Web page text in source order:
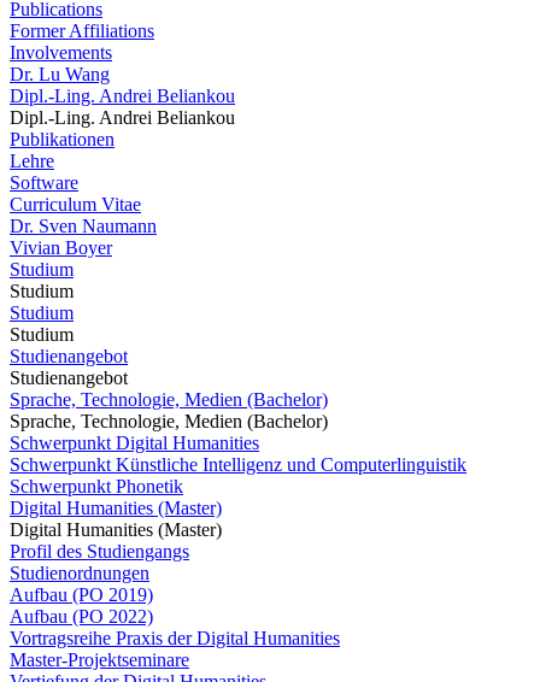
Publications
Former Affiliations
Involvements
Dr. Lu Wang
Dipl.-Ling. Andrei Beliankou
Dipl.-Ling. Andrei Beliankou
Publikationen
Lehre
Software
Curriculum Vitae
Dr. Sven Naumann
Vivian Boyer
Studium
Studium
Studium
Studium
Studienangebot
Studienangebot
Sprache, Technologie, Medien (Bachelor)
Sprache, Technologie, Medien (Bachelor)
Schwerpunkt Digital Humanities
Schwerpunkt Künstliche Intelligenz und Computerlinguistik
Schwerpunkt Phonetik
Digital Humanities (Master)
Digital Humanities (Master)
Profil des Studiengangs
Studienordnungen
Aufbau (PO 2019)
Aufbau (PO 2022)
Vortragsreihe Praxis der Digital Humanities
Master-Projektseminare